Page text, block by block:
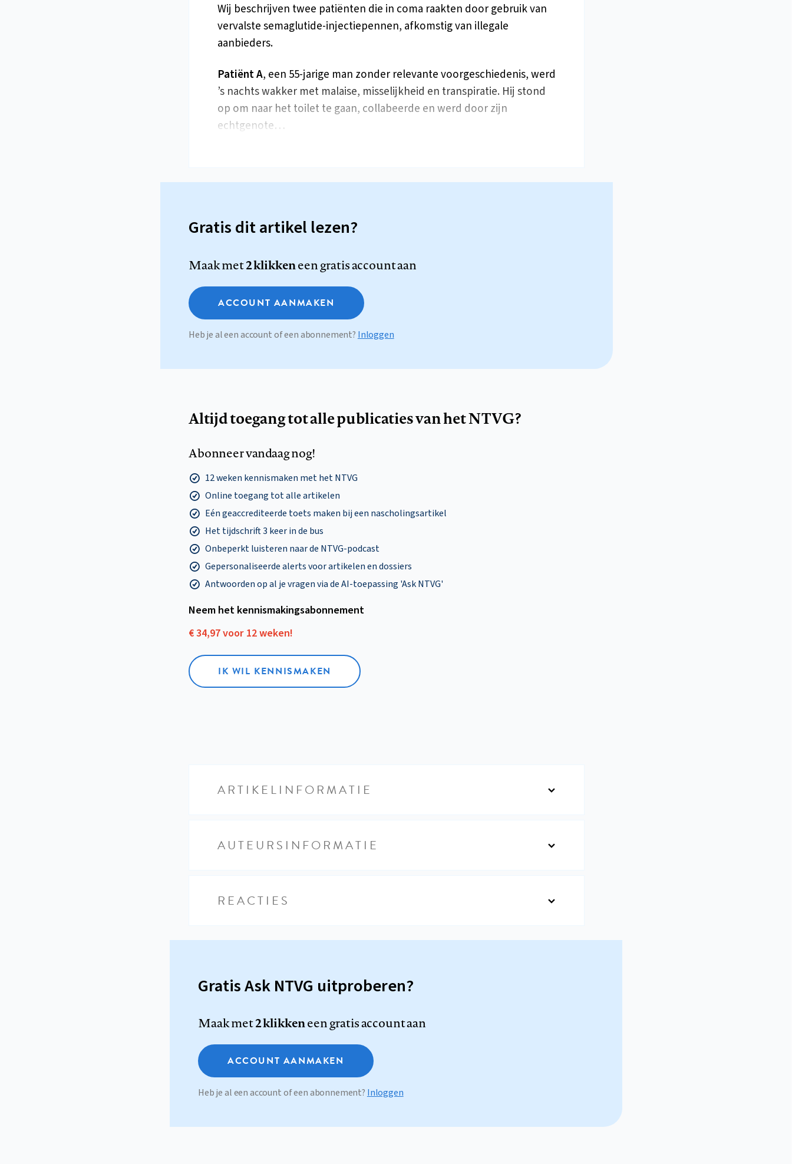
Wij beschrijven twee patiënten die in coma raakten door gebruik van
vervalste semaglutide-injectiepennen, afkomstig van illegale
aanbieders.
Patiënt A, een 55-jarige man zonder relevante voorgeschiedenis, werd
’s nachts wakker met malaise, misselijkheid en transpiratie. Hij stond
op om naar het toilet te gaan, collabeerde en werd door zijn
echtgenote…
Gratis dit artikel lezen?
Maak met2 klikkeneen gratis account aan
ACCOUNT AANMAKEN
Heb je al een account of een abonnement? Inloggen
Altijd toegang tot alle publicaties van het NTVG?
Abonneer vandaag nog!
12 weken kennismaken met het NTVG
Online toegang tot alle artikelen
Eén geaccrediteerde toets maken bij een nascholingsartikel
Het tijdschrift 3 keer in de bus
Onbeperkt luisteren naar de NTVG-podcast
Gepersonaliseerde alerts voor artikelen en dossiers
Antwoorden op al je vragen via de AI-toepassing 'Ask NTVG'
Neem het kennismakings­abonnement
€ 34,97 voor 12 weken!
IK WIL KENNISMAKEN
ARTIKELINFORMATIE
AUTEURSINFORMATIE
REACTIES
Gratis Ask NTVG uitproberen?
Maak met2 klikkeneen gratis account aan
ACCOUNT AANMAKEN
Heb je al een account of een abonnement? Inloggen